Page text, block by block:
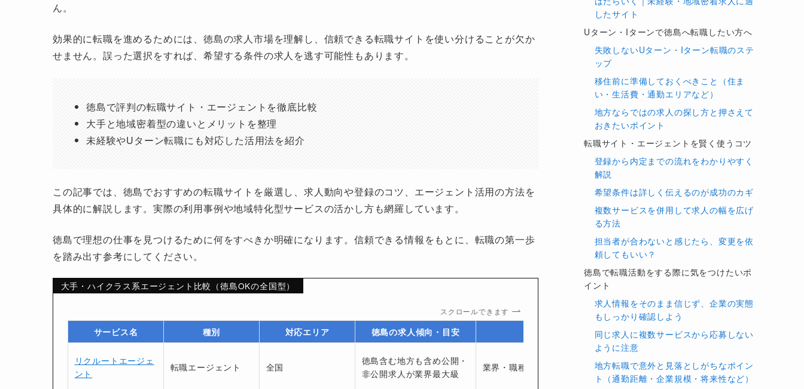
ん。
効果的に転職を進めるためには、徳島の求人市場を理解し、信頼できる転職サイトを使い分けることが欠か
せません。誤った選択をすれば、希望する条件の求人を逃す可能性もあります。
徳島で評判の転職サイト・エージェントを徹底比較
大手と地域密着型の違いとメリットを整理
未経験やUターン転職にも対応した活用法を紹介
この記事では、徳島でおすすめの転職サイトを厳選し、求人動向や登録のコツ、エージェント活用の方法を
具体的に解説します。実際の利用事例や地域特化型サービスの活かし方も網羅しています。
徳島で理想の仕事を見つけるために何をすべきか明確になります。信頼できる情報をもとに、転職の第一歩
を踏み出す参考にしてください。
大手・ハイクラス系エージェント比較（徳島OKの全国型）
スクロールできます
サービス名 種別 対応エリア 徳島の求人傾向・目安 向いている人
リクルートエージェ
ント
転職エージェント 全国
徳島含む地方も含め公開・
非公開求人が業界最大級
業界・職種の幅広さ／実績No.1クラス
初めての転職で情報量を重視し
たい
したサイト
Uターン・Iターンで徳島へ転職したい方へ
失敗しないUターン・Iターン転職のステ
ップ
移住前に準備しておくべきこと（住ま
い・生活費・通勤エリアなど）
地方ならではの求人の探し方と押さえて
おきたいポイント
転職サイト・エージェントを賢く使うコツ
登録から内定までの流れをわかりやすく
解説
希望条件は詳しく伝えるのが成功のカギ
複数サービスを併用して求人の幅を広げ
る方法
担当者が合わないと感じたら、変更を依
頼してもいい？
徳島で転職活動をする際に気をつけたいポ
イント
求人情報をそのまま信じず、企業の実態
もしっかり確認しよう
同じ求人に複数サービスから応募しない
ように注意
地方転職で意外と見落としがちなポイン
ト（通勤距離・企業規模・将来性など）